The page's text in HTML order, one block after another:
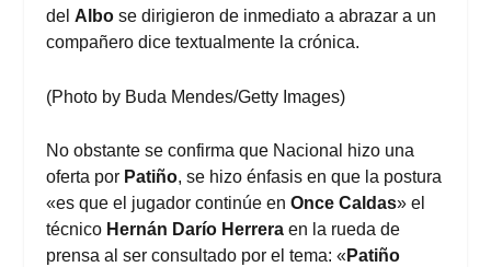
del Albose dirigieron de inmediato a abrazar a un
compañero dice textualmente la crónica.
(Photo by Buda Mendes/Getty Images)
No obstante se confirma que Nacional hizo una
oferta por Patiño, se hizo énfasis en que la postura
«es que el jugador continúe enOnce Caldas» el
técnico Hernán Darío Herreraen la rueda de
prensa al ser consultado por el tema: « Patiño